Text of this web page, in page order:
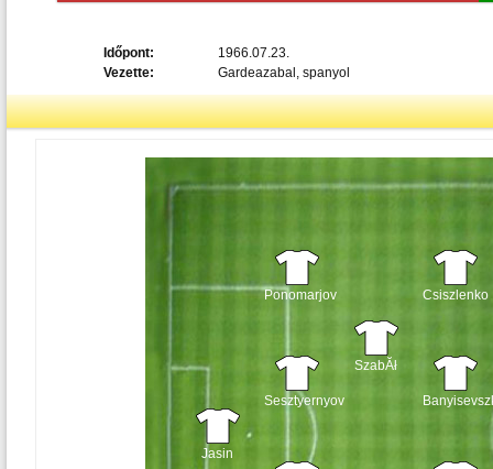
Időpont:
1966.07.23.
Vezette:
Gardeazabal, spanyol
Jasin
Ponomarjov
Sesztyernyov
SzabĂł
Csiszlenko